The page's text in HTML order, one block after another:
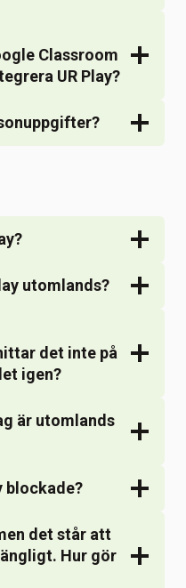
Classroom
UR Play?
utomlands?
det inte på
igen?
är utomlands
blockade?
det står att
Hur gör